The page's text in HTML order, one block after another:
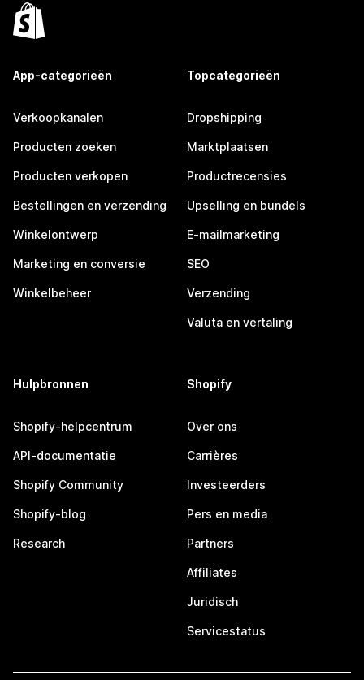
App-categorieën
Verkoopkanalen
Producten zoeken
Producten verkopen
Bestellingen en verzending
Winkelontwerp
Marketing en conversie
Winkelbeheer
Topcategorieën
Dropshipping
Marktplaatsen
Productrecensies
Upselling en bundels
E-mailmarketing
SEO
Verzending
Valuta en vertaling
Hulpbronnen
Shopify-helpcentrum
API-documentatie
Shopify Community
Shopify-blog
Research
Shopify
Over ons
Carrières
Investeerders
Pers en media
Partners
Affiliates
Juridisch
Servicestatus